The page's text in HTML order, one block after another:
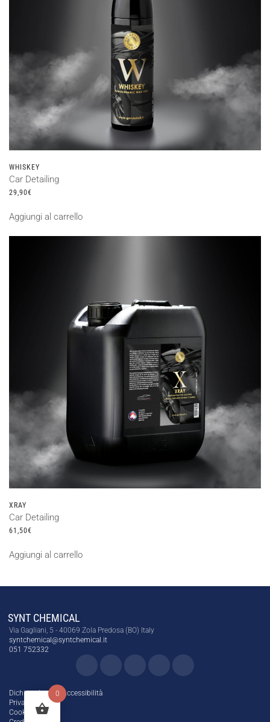
WHISKEY
Car Detailing
29,90€
Aggiungi al carrello
XRAY
Car Detailing
61,50€
Aggiungi al carrello
SYNT CHEMICAL
Via Gagliani, 5 - 40069 Zola Predosa (BO) Italy
syntchemical@syntchemical.it
051 752332
Dichiarazione di Accessibilità
Privacy Policy
Cookie Policy
0